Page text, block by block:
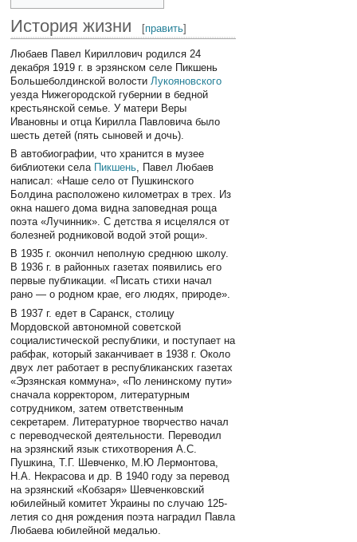
История жизни [править]
Любаев Павел Кириллович родился 24
декабря 1919 г. в эрзянском селе Пикшень
Большеболдинской волости Лукояновского
уезда Нижегородской губернии в бедной
крестьянской семье. У матери Веры
Ивановны и отца Кирилла Павловича было
шесть детей (пять сыновей и дочь).
В автобиографии, что хранится в музее
библиотеки села Пикшень, Павел Любаев
написал: «Наше село от Пушкинского
Болдина расположено километрах в трех. Из
окна нашего дома видна заповедная роща
поэта «Лучинник». С детства я исцелялся от
болезней родниковой водой этой рощи».
В 1935 г. окончил неполную среднюю школу.
В 1936 г. в районных газетах появились его
первые публикации. «Писать стихи начал
рано — о родном крае, его людях, природе».
В 1937 г. едет в Саранск, столицу
Мордовской автономной советской
социалистической республики, и поступает на
рабфак, который заканчивает в 1938 г. Около
двух лет работает в республиканских газетах
«Эрзянская коммуна», «По ленинскому пути»
сначала корректором, литературным
сотрудником, затем ответственным
секретарем. Литературное творчество начал
с переводческой деятельности. Переводил
на эрзянский язык стихотворения А.С.
Пушкина, Т.Г. Шевченко, М.Ю Лермонтова,
Н.А. Некрасова и др. В 1940 году за перевод
на эрзянский «Кобзаря» Шевченковский
юбилейный комитет Украины по случаю 125-
летия со дня рождения поэта наградил Павла
Любаева юбилейной медалью.